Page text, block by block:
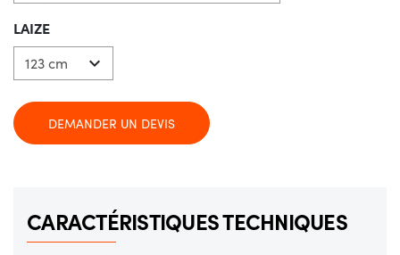
LAIZE

DEMANDER UN DEVIS
CARACTÉRISTIQUES TECHNIQUES